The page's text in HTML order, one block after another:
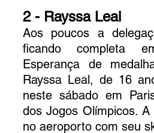
2 - Rayssa Leal
Aos poucos a
ficando completa
Esperança de
Rayssa Leal, de 16
neste sábado em
dos Jogos Olímpicos.
no aeroporto com seu